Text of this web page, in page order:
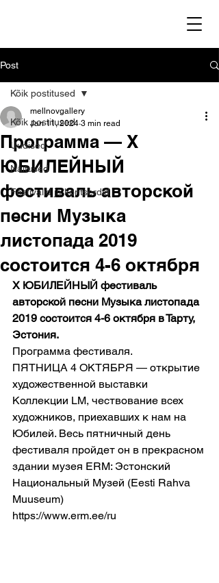
Post
Kõik postitused
Uudised
Näitused
Festivalid ja kontserdid
Kõik postitused
Программа — Х
ЮБИЛЕЙНЫЙ
фестиваль авторской
песни Музыка
листопада 2019
состоится 4-6 октября
mellnovgallery
Jan 11, 2024 3 min read
Х ЮБИЛЕЙНЫЙ фестиваль
авторской песни Музыка листопада
2019 состоится 4-6 октября в Тарту,
Эстония.
Программа фестиваля.
ПЯТНИЦА 4 ОКТЯБРЯ — открытие
художественной выставки
Коллекции LM, чествование всех
художников, приехавших к нам на
Юбилей. Весь пятничный день
фестиваля пройдет он в прекрасном
здании музея ERM: Эстонский
Национальный Mузей (Eesti Rahva
Muuseum)
https://www.erm.ee/ru